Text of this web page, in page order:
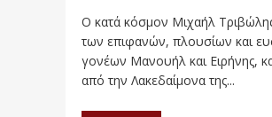
Ο κατά κόσμον Μιχαήλ
των επιφανών, πλουσίων και
γονέων Μανουήλ και Ειρήνης,
από την Λακεδαίμονα της...